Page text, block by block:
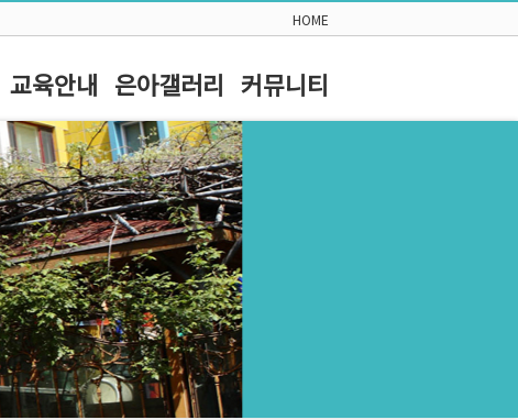
HOME
교육안내 은아갤러리 커뮤니티